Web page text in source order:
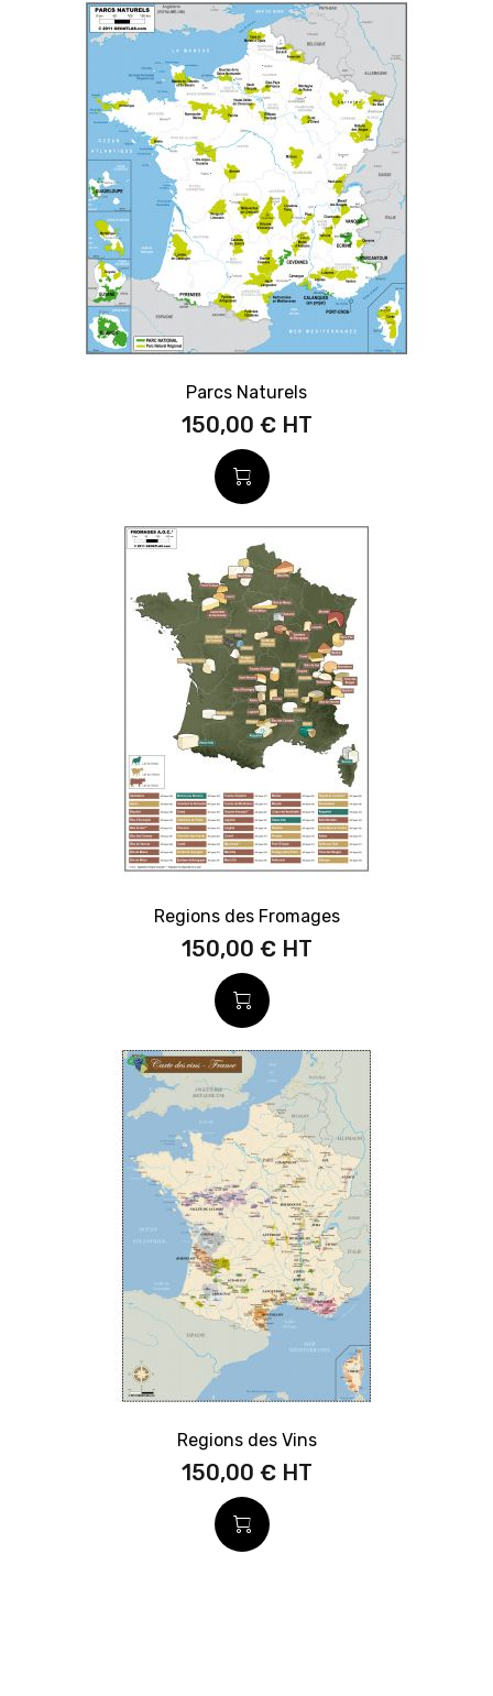
Parcs Naturels
150,00 €
Regions des Fromages
150,00 €
Regions des Vins
150,00 €